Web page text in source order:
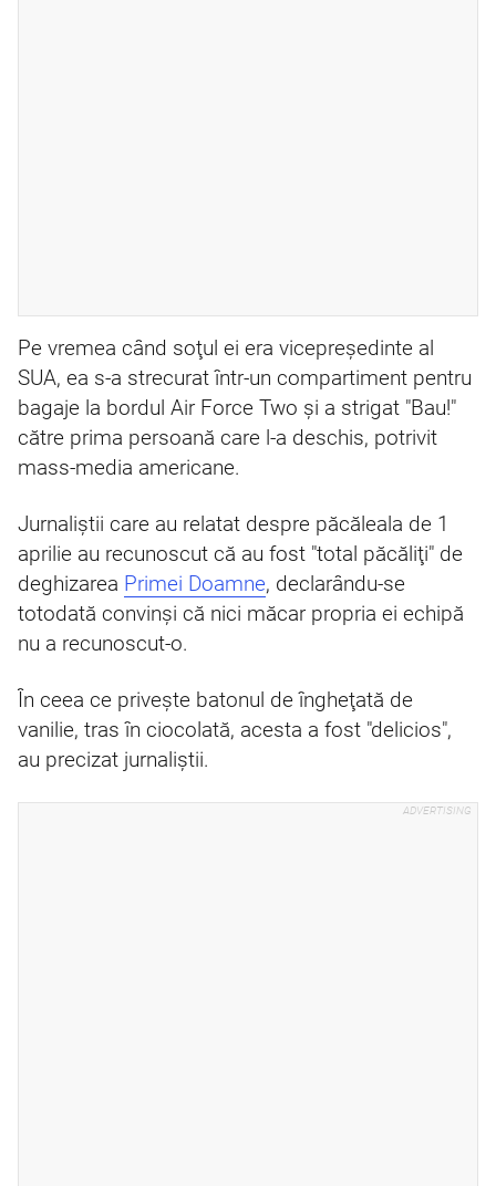
Pe vremea când soţul ei era vicepreşedinte al
SUA, ea s-a strecurat într-un compartiment pentru
bagaje la bordul Air Force Two şi a strigat "Bau!"
către prima persoană care l-a deschis, potrivit
mass-media americane.
Jurnaliştii care au relatat despre păcăleala de 1
aprilie au recunoscut că au fost "total păcăliţi" de
deghizarea Primei Doamne, declarându-se
totodată convinşi că nici măcar propria ei echipă
nu a recunoscut-o.
În ceea ce priveşte batonul de îngheţată de
vanilie, tras în ciocolată, acesta a fost "delicios",
au precizat jurnaliştii.